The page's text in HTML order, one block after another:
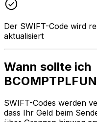
Der SWIFT-Code wird
aktualisiert
Wann sollte ich
SWIFT-Codes werden
dass Ihr Geld beim